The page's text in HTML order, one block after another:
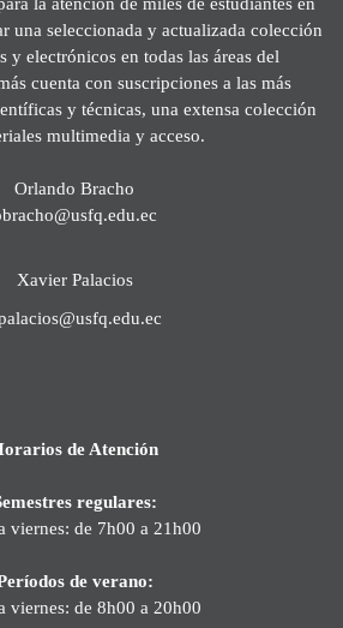
una seleccionada y actualizada colección
y electrónicos en todas las áreas del
cuenta con suscripciones a las más
y técnicas, una extensa colección
multimedia y acceso.
Orlando Bracho
Xavier Palacios
de Atención
regulares:
viernes: de 7h00 a 21h00
de verano:
viernes: de 8h00 a 20h00